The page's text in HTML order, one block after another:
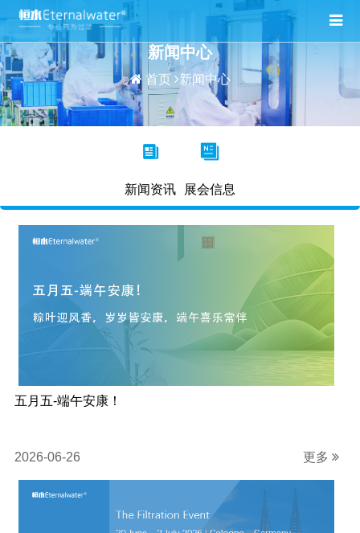
新闻中心
首页 新闻中心
新闻资讯 展会信息
五月五-端午安康！
2026-06-26 更多